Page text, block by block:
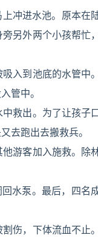
冲进水池。原本在
另外两个小孩帮忙，
入到池底的水管中。
管中。
救出。为了让孩子
去跑出去搬救兵。
游客加入施救。除
水泵。最后，四名
伤，下体流血不止。